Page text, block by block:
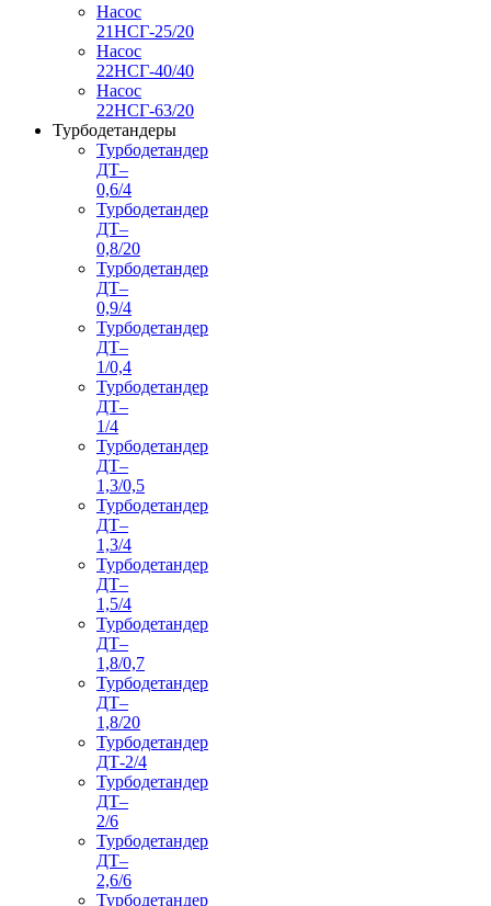
Насос
21НСГ-25/20
Насос
22НСГ-40/40
Насос
22НСГ-63/20
Турбодетандеры
Турбодетандер
ДТ–
0,6/4
Турбодетандер
ДТ–
0,8/20
Турбодетандер
ДТ–
0,9/4
Турбодетандер
ДТ–
1/0,4
Турбодетандер
ДТ–
1/4
Турбодетандер
ДТ–
1,3/0,5
Турбодетандер
ДТ–
1,3/4
Турбодетандер
ДТ–
1,5/4
Турбодетандер
ДТ–
1,8/0,7
Турбодетандер
ДТ–
1,8/20
Турбодетандер
ДТ-2/4
Турбодетандер
ДТ–
2/6
Турбодетандер
ДТ–
2,6/6
Турбодетандер